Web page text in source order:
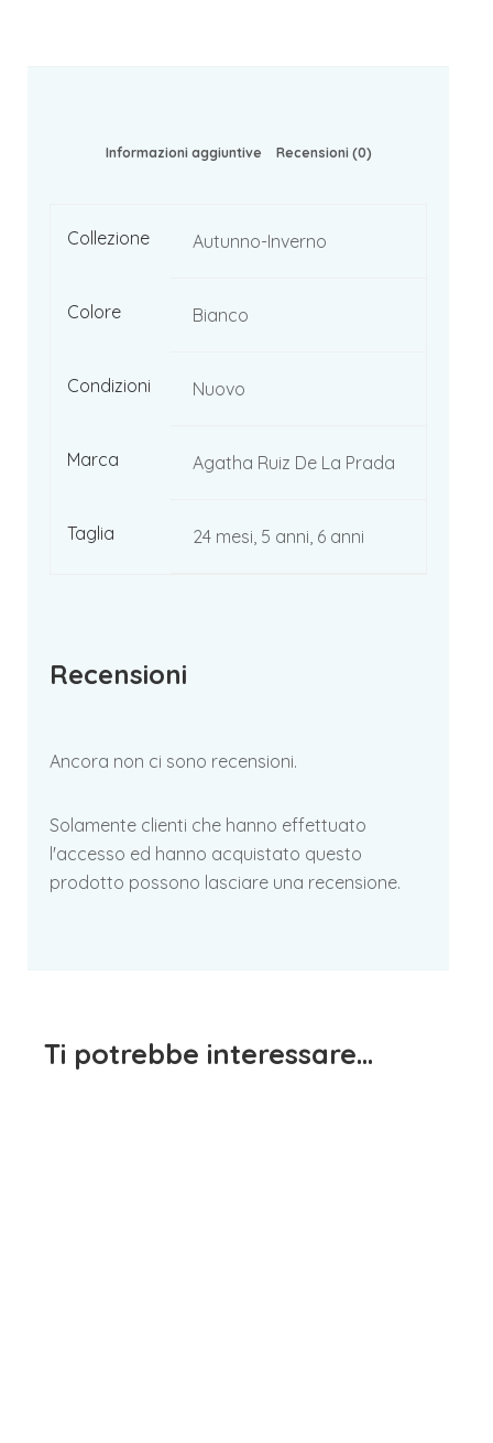
Informazioni aggiuntive Recensioni (0)
Collezione Autunno-Inverno
Colore Bianco
Condizioni Nuovo
Marca Agatha Ruiz De La Prada
Taglia 24 mesi, 5 anni, 6 anni
Recensioni
Ancora non ci sono recensioni.
Solamente clienti che hanno effettuato
l'accesso ed hanno acquistato questo
prodotto possono lasciare una recensione.
Ti potrebbe interessare…